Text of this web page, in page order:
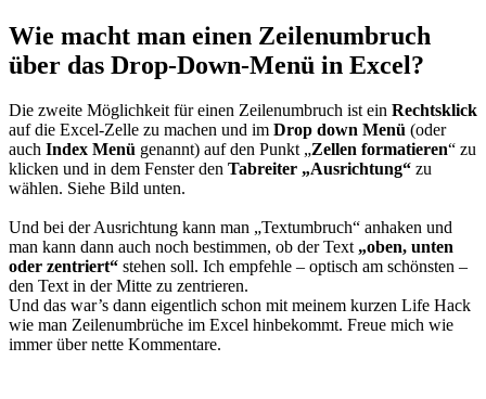
Wie macht man einen Zeilenumbruch
über das Drop-Down-Menü in Excel?
Die zweite Möglichkeit für einen Zeilenumbruch ist ein Rechtsklick
auf die Excel-Zelle zu machen und im Drop down Menü (oder
auch Index Menü genannt) auf den Punkt „Zellen formatieren“ zu
klicken und in dem Fenster den Tabreiter „Ausrichtung“ zu
wählen. Siehe Bild unten.
Und bei der Ausrichtung kann man „Textumbruch“ anhaken und
man kann dann auch noch bestimmen, ob der Text „oben, unten
oder zentriert“ stehen soll. Ich empfehle – optisch am schönsten –
den Text in der Mitte zu zentrieren.
Und das war’s dann eigentlich schon mit meinem kurzen Life Hack
wie man Zeilenumbrüche im Excel hinbekommt. Freue mich wie
immer über nette Kommentare.